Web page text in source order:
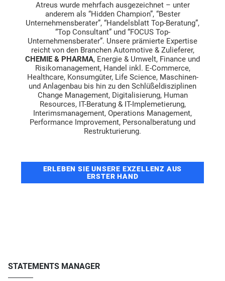
Atreus wurde mehrfach ausgezeichnet – unter
anderem als “Hidden Champion”, “Bester
Unternehmensberater”, “Handelsblatt Top-Beratung”,
“Top Consultant” und “FOCUS Top-
Unternehmensberater”. Unsere prämierte Expertise
reicht von den Branchen Automotive & Zulieferer,
CHEMIE & PHARMA, Energie & Umwelt, Finance und
Risikomanagement, Handel inkl. E-Commerce,
Healthcare, Konsumgüter, Life Science, Maschinen-
und Anlagenbau bis hin zu den Schlüßeldisziplinen
Change Management, Digitalisierung, Human
Resources, IT-Beratung & IT-Implemetierung,
Interimsmanagement, Operations Management,
Performance Improvement, Personalberatung und
Restrukturierung.
ERLEBEN SIE UNSERE EXZELLENZ AUS
ERSTER HAND
STATEMENTS MANAGER